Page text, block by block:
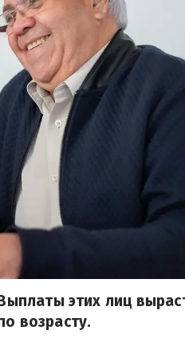
этих лиц
возрасту.